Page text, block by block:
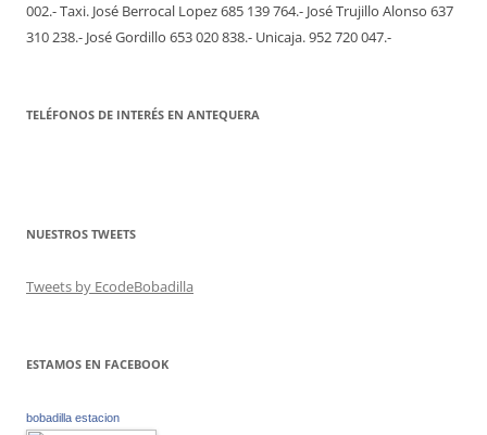
002.- Taxi. José Berrocal Lopez 685 139 764.- José Trujillo Alonso 637
310 238.- José Gordillo 653 020 838.- Unicaja. 952 720 047.-
TELÉFONOS DE INTERÉS EN ANTEQUERA
NUESTROS TWEETS
Tweets by EcodeBobadilla
ESTAMOS EN FACEBOOK
bobadilla estacion